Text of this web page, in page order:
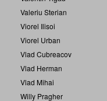
Valeriu Sterian
Viorel Ilisoi
Viorel Urban
Vlad Cubreacov
Vlad Herman
Vlad Mihai
Willy Pragher